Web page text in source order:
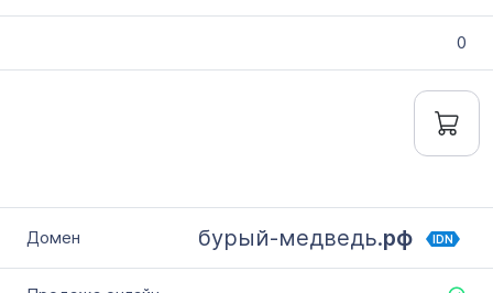
0
бурый-медведь.рф IDN